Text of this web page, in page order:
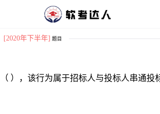
[2020年下半年] 题目
（ ），该行为属于招标人与投标人串通投